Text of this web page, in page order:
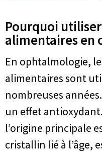
Pourquoi
alimentaires en
En ophtalmologie,
alimentaires sont
nombreuses
un effet
l’origine principale
cristallin lié à l’âge,